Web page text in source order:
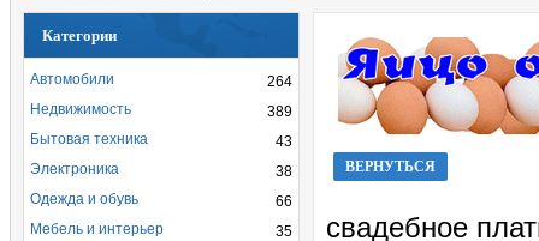
ВЕРНУТЬСЯ
свадебное
Категории
264
Автомобили
389
Недвижимость
43
Бытовая техника
38
Электроника
66
Одежда и обувь
35
Мебель и интерьер